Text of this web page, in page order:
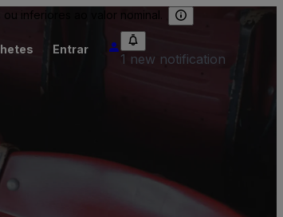
inferiores ao valor nominal.
Entrar
1 new notification